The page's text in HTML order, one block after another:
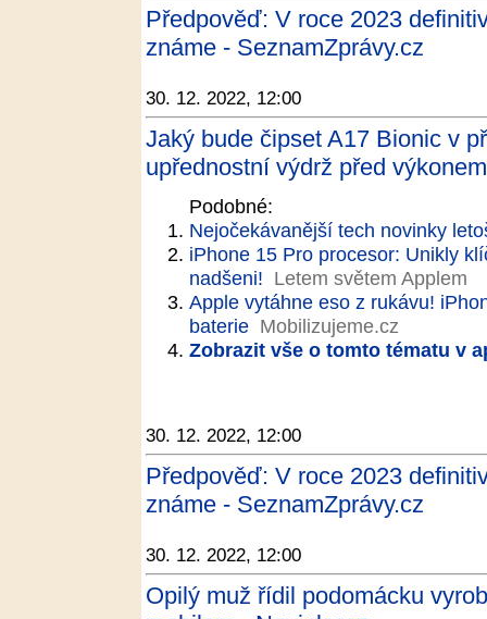
Předpověď: V roce 2023
známe - SeznamZprávy.cz
30. 12. 2022, 12:00
Jaký bude čipset A17 Bionic v
upřednostní výdrž před
Podobné:
Nejočekávanější tech novinky
iPhone 15 Pro procesor: Unikly
nadšeni! Letem světem Applem
Apple vytáhne eso z rukávu!
baterie Mobilizujeme.cz
Zobrazit vše o tomto tématu v
30. 12. 2022, 12:00
Předpověď: V roce 2023
známe - SeznamZprávy.cz
30. 12. 2022, 12:00
Opilý muž řídil podomácku